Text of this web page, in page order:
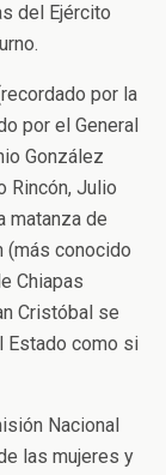
del Ejército
por la
por el General
González
Rincón, Julio
matanza de
(más conocido
Chiapas
Cristóbal se
Estado como si
Nacional
las mujeres y